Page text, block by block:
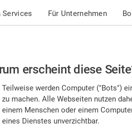
Services Für Unternehmen
erscheint diese
Teilweise werden Computer ("Bots")
zu machen. Alle Webseiten nutzen
einem Menschen oder einem
eines Dienstes unverzichtbar.